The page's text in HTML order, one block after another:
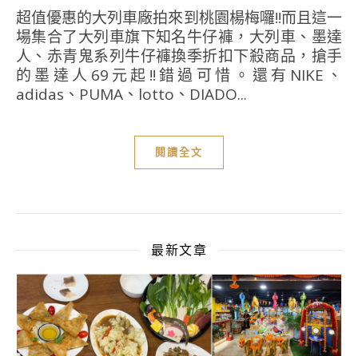
超值優惠的大列車廠拍來到桃園楊梅囉!!而且這一
場集合了大列車旗下知名牛仔褲，大列車、墨達
人、赤青鬼系列牛仔褲換季折扣下殺商品，搶手
的墨達人69元起!!錯過可惜。還有NIKE、
adidas、PUMA、lotto、DIADO...
閱讀全文
最新文章